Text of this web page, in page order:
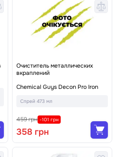
Очиститель металлических
вкраплений
Chemical Guys Decon Pro Iron
Спрей 473 мл
459 грн -101 грн
358 грн